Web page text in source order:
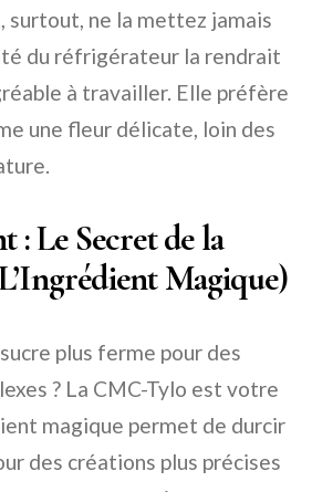
surtout, ne la mettez jamais
du réfrigérateur la rendrait
à travailler. Elle préfère
une fleur délicate, loin des
: Le Secret de la
Magique)
plus ferme pour des
? La CMC-Tylo est votre
magique permet de durcir
des créations plus précises